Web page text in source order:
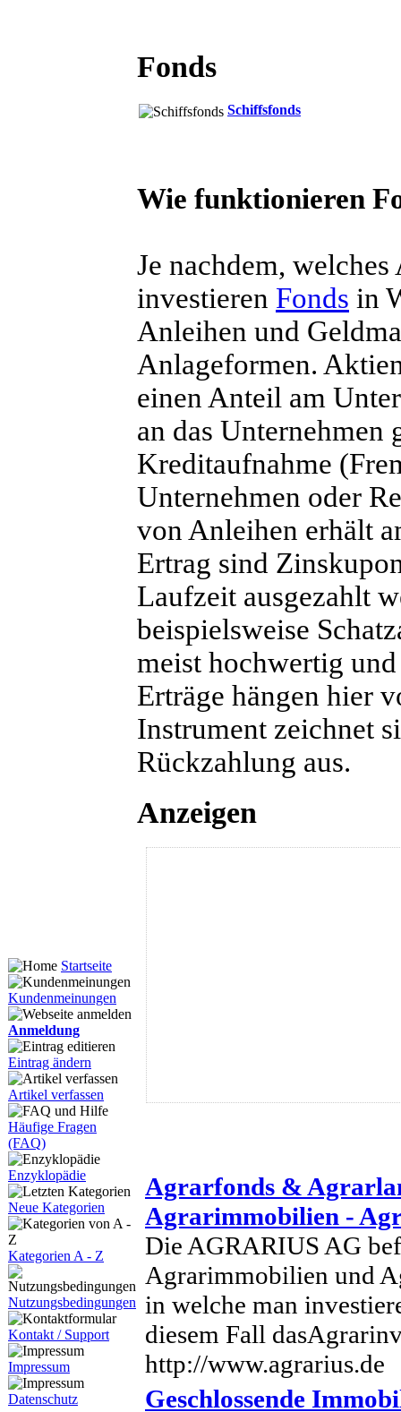
Startseite
Kundenmeinungen
Anmeldung
Eintrag ändern
Artikel verfassen
Häufige Fragen
(FAQ)
Enzyklopädie
Neue Kategorien
Kategorien A - Z
Nutzungsbedingungen
Kontakt / Support
Impressum
Datenschutz
Fonds
Schiffsfonds
Wie funktionieren
Je nachdem,
investieren Fonds in
Anleihen und
Anlageformen.
einen Anteil am
an das Unternehmen
Kreditaufnahme
Unternehmen oder
von Anleihen erhält
Ertrag sind
Laufzeit ausgezahlt
beispielsweise
meist hochwertig
Erträge hängen hier
Instrument zeichnet
Rückzahlung aus.
Anzeigen
Agrarfonds &
Agrarimmobilien -
Die AGRARIUS AG
Agrarimmobilien und
in welche man
diesem Fall
http://www.agrarius.de
Geschlossende